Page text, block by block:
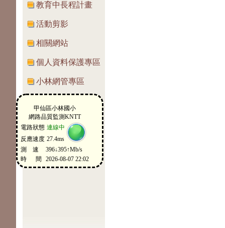
教育中長程計畫
活動剪影
相關網站
個人資料保護專區
小林網管專區